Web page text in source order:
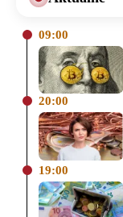
09:00
20:00
19:00